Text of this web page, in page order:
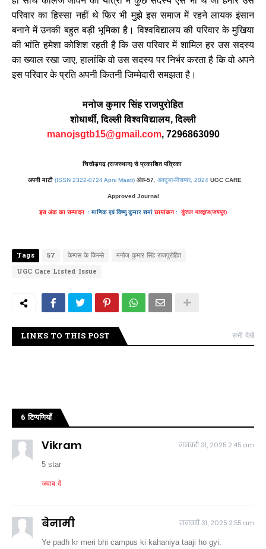
परिवार का हिस्सा नहीं थे फिर भी मुझे इस समाज में रहने लायक इंसान
बनाने में उनकी बहुत बड़ी भूमिका है। विश्वविद्यालय की परिवार के मुखिया
की भांति हमेशा कोशिश रहती है कि उस परिवार में शामिल हर उस सदस्य
का ख्याल रखा जाए, हालांकि वो उस सदस्य पर निर्भर करता है कि वो अपने
इस परिवार के प्रति अपनी कितनी जिम्मेदारी समझता है।
मनोज कुमार सिंह राजपुरोहित
शोधार्थी, दिल्ली विश्वविद्यालय, दिल्ली
manojsgtb15@gmail.com, 7296863090
चित्तौड़गढ़ (राजस्थान) से प्रकाशित पत्रिका
अपनी माटी (ISSN 2322-0724 Apni Maati) अंक-57 , अक्टूबर-दिसम्बर , 2024 UGC CARE
Approved Journal
इस अंक का सम्पादन : माणिक एवंविष्णु कुमार शर्मा छायांकन : कुंतल भारद्वाज(जयपुर)
Tags 57 केम्पस के किस्से
मनोज कुमार सिंह राजपुरोहित
UGC Care Listed Issue
LINKS TO THIS POST सभी देखें
6 टिप्पणियाँ
Vikram जनवरी 31, 2025 2:45 am
5 star
जवाब दें
बेनामी जनवरी 31, 2025 2:55 am
Ye padh kr meri bhi campus ki kahaniya taaji ho gyi.